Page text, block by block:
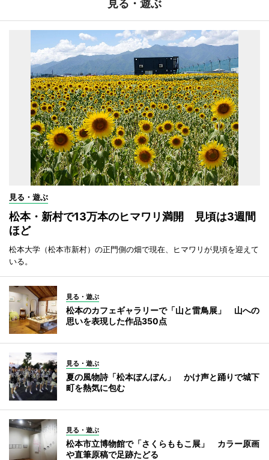
見る・遊ぶ
見る・遊ぶ
松本・新村で13万本のヒマワリ満開 見頃は3週間
ほど
松本大学（松本市新村）の正門側の畑で現在、ヒマワリが見頃を迎えて
いる。
見る・遊ぶ
松本のカフェギャラリーで「山と雷鳥展」 山への
思いを表現した作品350点
見る・遊ぶ
夏の風物詩「松本ぼんぼん」 かけ声と踊りで城下
町を熱気に包む
見る・遊ぶ
松本市立博物館で「さくらももこ展」 カラー原画
や直筆原稿で足跡たどる